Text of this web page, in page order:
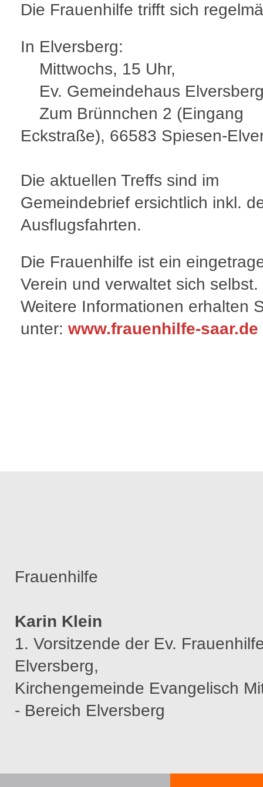
Die Frauenhilfe trifft sich
In Elversberg:
Mittwochs, 15 Uhr,
Ev. Gemeindehaus
Zum Brünnchen 2 (Eingang
Eckstraße), 66583 Spiesen-
Die aktuellen Treffs sind im
Gemeindebrief ersichtlich inkl.
Ausflugsfahrten.
Die Frauenhilfe ist ein
Verein und verwaltet sich selbst.
Weitere Informationen erhalten
unter: www.frauenhilfe-saar.de
Frauenhilfe
Karin Klein
1. Vorsitzende der Ev.
Elversberg,
Kirchengemeinde Evangelisch
- Bereich Elversberg